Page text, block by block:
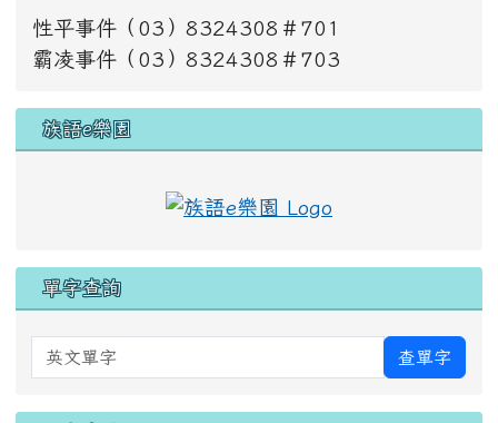
性平事件（03）8324308＃701
霸凌事件（03）8324308＃703
族語e樂園
單字查詢
英文單字 查單字